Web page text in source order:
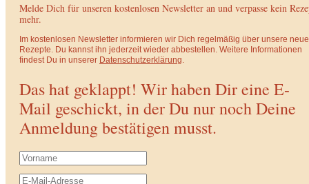
Melde Dich für unseren kostenlosen Newsletter an und verpasse kein
mehr.
Im kostenlosen Newsletter informieren wir Dich regelmäßig über unsere
Rezepte. Du kannst ihn jederzeit wieder abbestellen. Weitere Informationen
findest Du in unserer Datenschutzerklärung
Das hat geklappt! Wir haben Dir eine E-
Mail geschickt, in der Du nur noch Deine
Anmeldung bestätigen musst.